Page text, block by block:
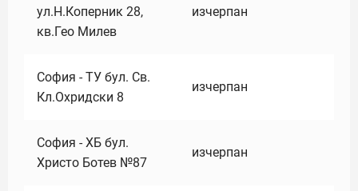
ул.Н.Коперник 28,
кв.Гео Милев
изчерпан
София - ТУ бул. Св.
Кл.Охридски 8
изчерпан
София - ХБ бул.
Христо Ботев №87
изчерпан